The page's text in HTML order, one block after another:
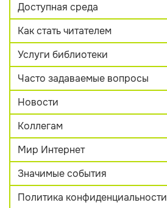
Доступная среда
Как стать читателем
Услуги библиотеки
Часто задаваемые вопросы
Новости
Коллегам
Мир Интернет
Значимые события
Политика конфиденциальности